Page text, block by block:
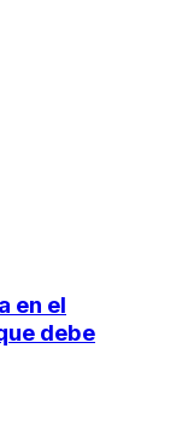
en el
debe